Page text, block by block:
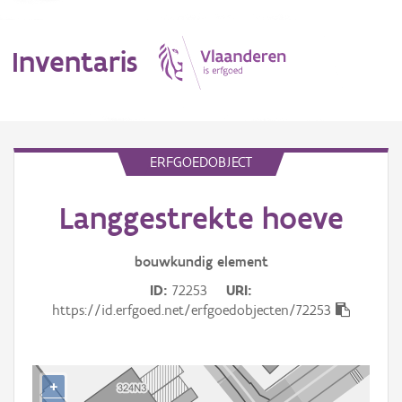
Inventaris
Erfgoedobject
Gebeurtenis
ERFGOEDOBJECT
Langgestrekte hoeve
bouwkundig element
ID 72253
URI
https://id.erfgoed.net/erfgoedobjecten/72253
+